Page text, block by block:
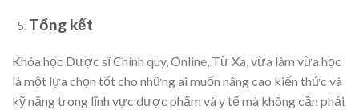
Tổng kết
Khóa học Dược sĩ Chính quy, Online, Từ Xa, vừa làm vừa học
là một lựa chọn tốt cho những ai muốn nâng cao kiến thức và
kỹ năng trong lĩnh vực dược phẩm và y tế mà không cần phải